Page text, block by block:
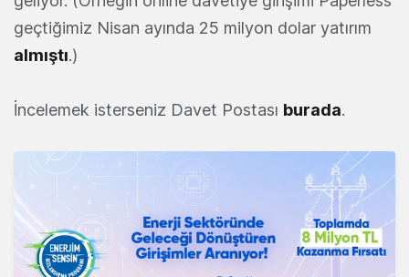
geçtiğimiz Nisan ayında 25 milyon dolar yatırım
almıştı.)
İncelemek isterseniz Davet Postası burada.